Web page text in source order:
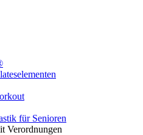
für Senioren
Verordnungen